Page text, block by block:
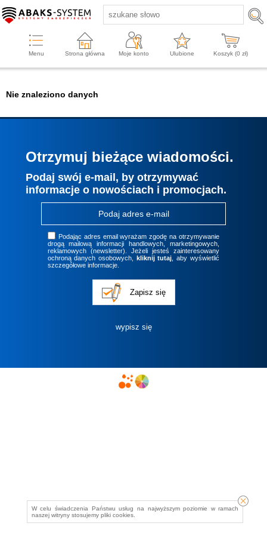
Menu Strona główna Moje konto Ulubione Koszyk (0 zł)
Nie znaleziono danych
Otrzymuj bieżące wiadomości.
Podaj swój e-mail, by otrzymywać
informacje o nowościach i promocjach.
Podając adres email wyrażam zgodę na otrzymywanie
drogą mailową informacji handlowych, marketingowych,
reklamowych (newsletter). Jeżeli jesteś zainteresowany
ochroną danych osobowych, kliknij tutaj, aby wyświetlić
szczegółowe informacje.
W celu świadczenia Państwu usług na najwyższym poziomie w ramach
naszej witryny stosujemy pliki cookies.